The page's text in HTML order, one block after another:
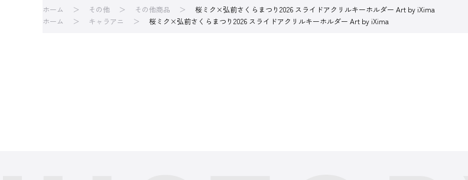
ホーム その他 その他商品
桜ミク×弘前さくらまつり2026 スライドアクリルキーホルダー Art by iXima
ホーム
キャラアニ 桜ミク×弘前さくらまつり2026 スライドアクリルキーホルダー Art by iXima